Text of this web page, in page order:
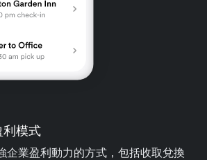
利模式
企業盈利動力的方式，包括收取兌換